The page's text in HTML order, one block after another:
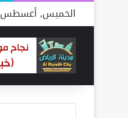
الخميس, أغسطس 6 2026